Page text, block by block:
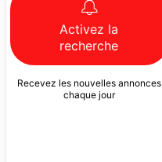
Activez la
recherche
Recevez les nouvelles annonces
chaque jour